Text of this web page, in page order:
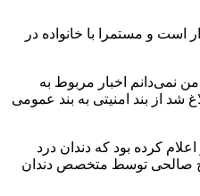
است و مستمرا با خانواده در
نمی‌دانم اخبار مربوط به
صالحی از ساعت ۲ و ۱۰ دقیقه ظهر ۱۹ تیرماه که رأی پرونده‌اش ابلاغ شد از بند امنیتی به بند عمومی
کرده بود که دندان درد
صالحی توسط متخصص دندان